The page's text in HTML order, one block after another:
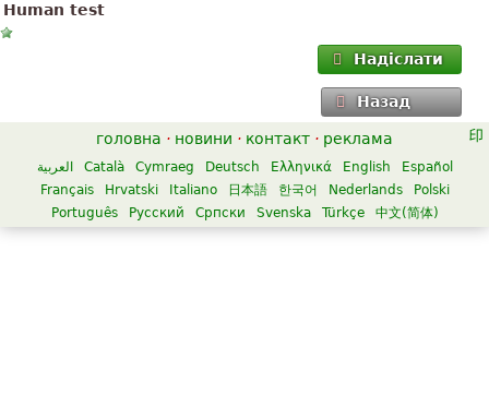
Human test
Надіслати
Назад
головна · новини · контакт · реклама
العربية Català Cymraeg Deutsch Ελληνικά English
Español
Français
Hrvatski Italiano 日本語 한국어 Nederlands
Polski
Português
Русский Српски Svenska Türkçe 中文(简体)